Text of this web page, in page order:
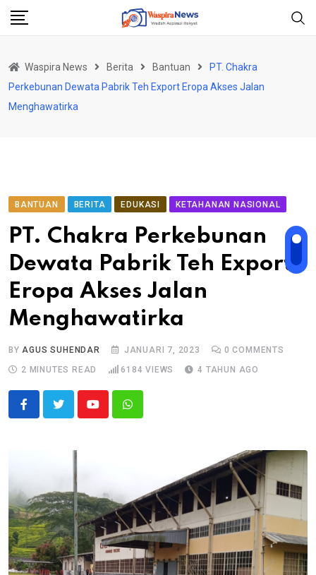
Skip
Waspira News Berita Bantuan
PT. Chakra
Perkebunan Dewata Pabrik Teh Export Eropa Akses Jalan
Menghawatirka
BANTUAN BERITA EDUKASI KETAHANAN NASIONAL
PT. Chakra Perkebunan
Dewata Pabrik Teh Export
Eropa Akses Jalan
Menghawatirka
BYAGUS SUHENDAR JANUARI 7, 2023 0 COMMENTS
2 MINUTES READ
6184 VIEWS 4 TAHUN AGO
YoutubeWhatsapp